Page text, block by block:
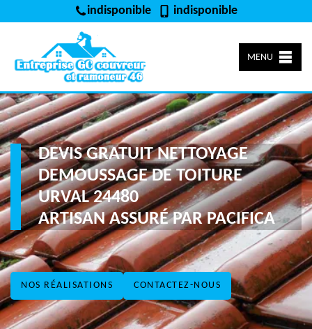
indisponible indisponible
MENU
NOS RÉALISATIONS CONTACTEZ-NOUS
DEVIS GRATUIT NETTOYAGE
DEMOUSSAGE DE TOITURE
URVAL 24480
ARTISAN ASSURÉ PAR PACIFICA